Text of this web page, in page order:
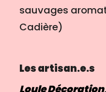
sauvages
Cadière)
Les artisan.e.s
Loule Décoration,